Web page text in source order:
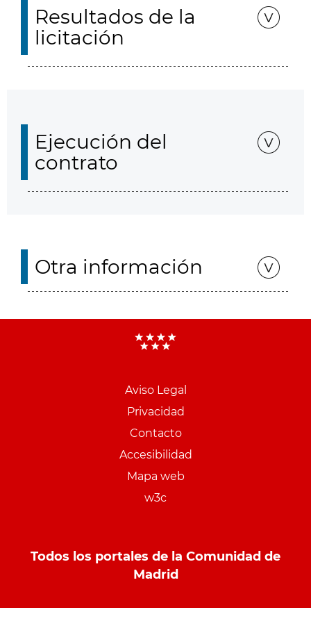
Resultados de la
licitación
Ejecución del
contrato
Otra información
Aviso Legal
Privacidad
Contacto
Accesibilidad
Mapa web
w3c
Todos los portales de la Comunidad de
Madrid